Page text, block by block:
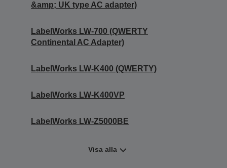
&amp; UK type AC adapter)
LabelWorks LW-700 (QWERTY
Continental AC Adapter)
LabelWorks LW-K400 (QWERTY)
LabelWorks LW-K400VP
LabelWorks LW-Z5000BE
Visa alla